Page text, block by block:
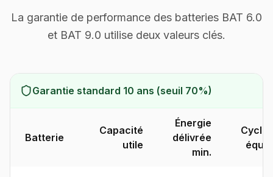
La garantie de performance des batteries BAT 6.0
et BAT 9.0 utilise deux valeurs clés.
Garantie standard 10 ans (seuil 70%)
Batterie
Capacité
utile
Énergie
délivrée
min.
Cycles
équiv.